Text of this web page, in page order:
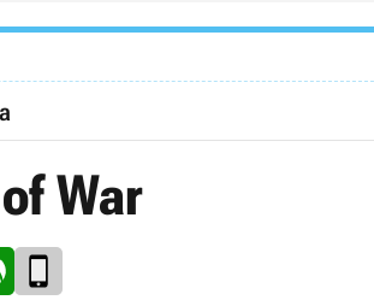
War